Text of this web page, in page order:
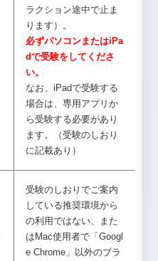
ラクション途中で止ま
ります）。
必ずパソコンまたはiPa
dで受験をしてくださ
い。
なお、iPadで受験する
場合は、専用アプリか
ら受験する必要があり
ます。（受験のしおり
に記載あり）
受験のしおりでご案内
している推奨環境から
の利用ではない、また
はMac使用者で「Googl
e Chrome」以外のブラ